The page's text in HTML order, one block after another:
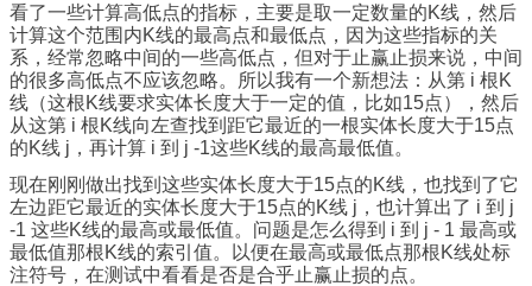
看了一些计算高低点的指标，主要是取一定数量的K线，然后
计算这个范围内K线的最高点和最低点，因为这些指标的关
系，经常忽略中间的一些高低点，但对于止赢止损来说，中间
的很多高低点不应该忽略。所以我有一个新想法：从第 i 根K
线（这根K线要求实体长度大于一定的值，比如15点），然后
从这第 i 根K线向左查找到距它最近的一根实体长度大于15点
的K线 j，再计算 i 到 j -1这些K线的最高最低值。
现在刚刚做出找到这些实体长度大于15点的K线，也找到了它
左边距它最近的实体长度大于15点的K线 j，也计算出了 i 到 j
-1 这些K线的最高或最低值。问题是怎么得到 i 到 j - 1 最高或
最低值那根K线的索引值。以便在最高或最低点那根K线处标
注符号，在测试中看看是否是合乎止赢止损的点。